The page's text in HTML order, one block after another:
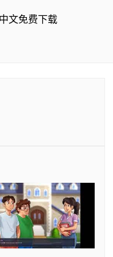
文免费下载